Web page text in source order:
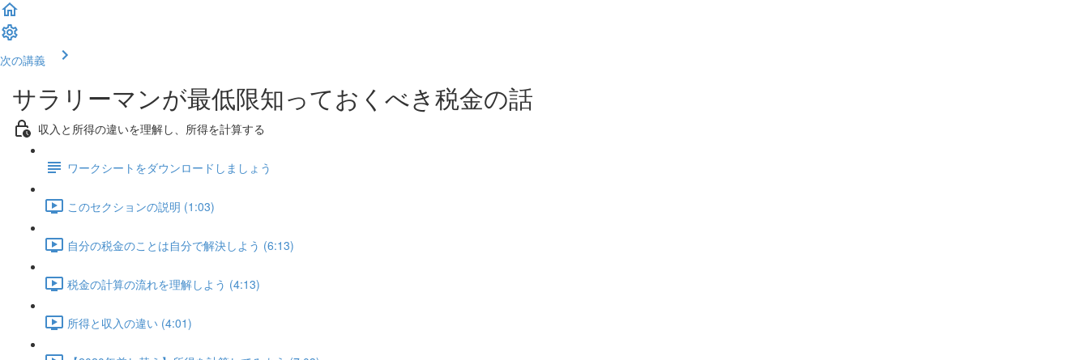
次の講義
サラリーマンが最低限知っておくべき税金の話
収入と所得の違いを理解し、所得を計算する
ワークシートをダウンロードしましょう
このセクションの説明 (1:03)
自分の税金のことは自分で解決しよう (6:13)
税金の計算の流れを理解しよう (4:13)
所得と収入の違い (4:01)